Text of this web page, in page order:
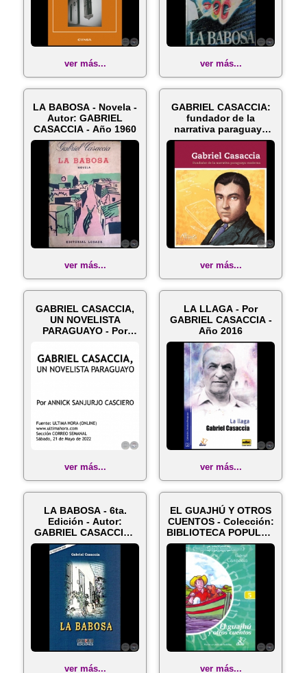
ver más... ver más...
LA BABOSA - Novela -
Autor: GABRIEL
CASACCIA - Año 1960
ver más...
GABRIEL CASACCIA:
fundador de la
narrativa paraguaya
moderna - Au...
ver más...
GABRIEL CASACCIA,
UN NOVELISTA
PARAGUAYO - Por
CA...
ver más...
LA LLAGA - Por
GABRIEL CASACCIA -
Año 2016
ver más...
LA BABOSA - 6ta.
Edición - Autor:
GABRIEL CASACCIA -
Año 2020
ver más...
EL GUAJHÚ Y OTROS
CUENTOS - Colección:
BIBLIOTECA POPULAR
DE AUTO...
ver más...